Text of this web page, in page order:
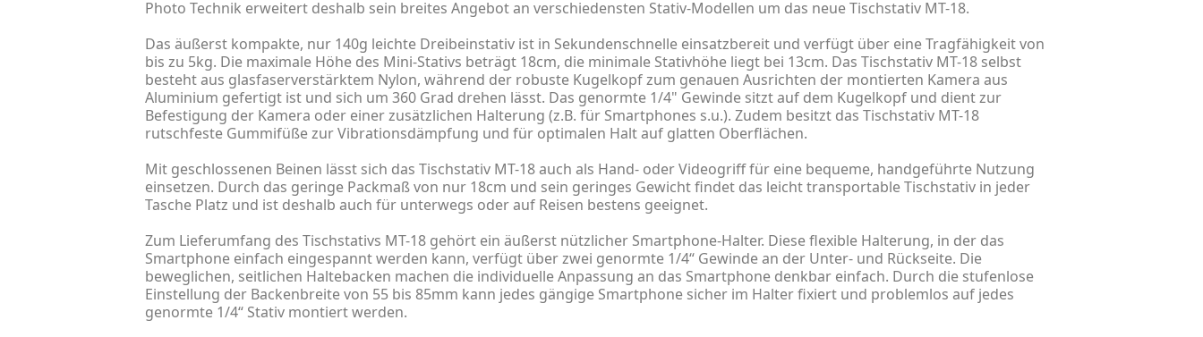
Photo Technik erweitert deshalb sein breites Angebot an verschiedensten Stativ-Modellen um das neue Tischstativ MT-18.
Das äußerst kompakte, nur 140g leichte Dreibeinstativ ist in Sekundenschnelle einsatzbereit und verfügt über eine Tragfähigkeit von
bis zu 5kg. Die maximale Höhe des Mini-Stativs beträgt 18cm, die minimale Stativhöhe liegt bei 13cm. Das Tischstativ MT-18 selbst
besteht aus glasfaserverstärktem Nylon, während der robuste Kugelkopf zum genauen Ausrichten der montierten Kamera aus
Aluminium gefertigt ist und sich um 360 Grad drehen lässt. Das genormte 1/4" Gewinde sitzt auf dem Kugelkopf und dient zur
Befestigung der Kamera oder einer zusätzlichen Halterung (z.B. für Smartphones s.u.). Zudem besitzt das Tischstativ MT-18
rutschfeste Gummifüße zur Vibrationsdämpfung und für optimalen Halt auf glatten Oberflächen.
Mit geschlossenen Beinen lässt sich das Tischstativ MT-18 auch als Hand- oder Videogriff für eine bequeme, handgeführte Nutzung
einsetzen. Durch das geringe Packmaß von nur 18cm und sein geringes Gewicht findet das leicht transportable Tischstativ in jeder
Tasche Platz und ist deshalb auch für unterwegs oder auf Reisen bestens geeignet.
Zum Lieferumfang des Tischstativs MT-18 gehört ein äußerst nützlicher Smartphone-Halter. Diese flexible Halterung, in der das
Smartphone einfach eingespannt werden kann, verfügt über zwei genormte 1/4“ Gewinde an der Unter- und Rückseite. Die
beweglichen, seitlichen Haltebacken machen die individuelle Anpassung an das Smartphone denkbar einfach. Durch die stufenlose
Einstellung der Backenbreite von 55 bis 85mm kann jedes gängige Smartphone sicher im Halter fixiert und problemlos auf jedes
genormte 1/4“ Stativ montiert werden.